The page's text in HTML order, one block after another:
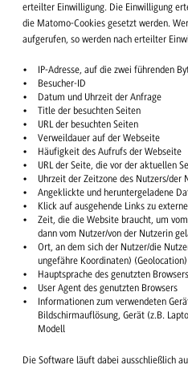
erteilter Einwilligung. Die Einwilligung
die Matomo-Cookies gesetzt werden.
aufgerufen, so werden nach erteilter
IP-Adresse, auf die zwei führenden
Besucher-ID
Datum und Uhrzeit der Anfrage
Title der besuchten Seiten
URL der besuchten Seiten
Verweildauer auf der Webseite
Häufigkeit des Aufrufs der Webseite
URL der Seite, die vor der aktuellen
Uhrzeit der Zeitzone des Nutzers/der
Angeklickte und heruntergeladene
Klick auf ausgehende Links zu
Zeit, die die Website braucht, um
dann vom Nutzer/von der Nutzerin
Ort, an dem sich der Nutzer/die
ungefähre Koordinaten) (Geolocation)
Hauptsprache des genutzten Browsers
User Agent des genutzten Browsers
Informationen zum verwendeten
Bildschirmauflösung, Gerät (z.B.
Modell
Die Software läuft dabei ausschließlich